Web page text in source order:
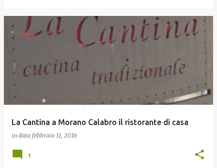
La Cantina a Morano Calabro il ristorante di casa
in data febbraio 11, 2016
1